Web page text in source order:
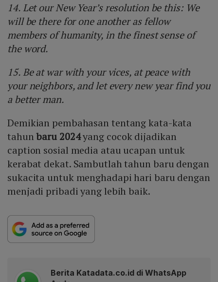
14. Let our New Year’s resolution be this: We
will be there for one another as fellow
members of humanity, in the finest sense of
the word.
15. Be at war with your vices, at peace with
your neighbors, and let every new year find you
a better man.
Demikian pembahasan tentang kata-kata
tahunbaru 2024yang cocok dijadikan
caption sosial media atau ucapan untuk
kerabat dekat. Sambutlah tahun baru dengan
sukacita untuk menghadapi hari baru dengan
menjadi pribadi yang lebih baik.
Berita Katadata.co.id di WhatsApp